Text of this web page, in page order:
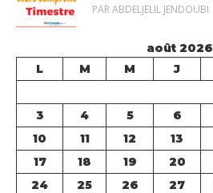
PAR ABDELJELIL JENDOUBI
août 2026
L
M M J
3
4 5 6
10
11 12 13
17
18 19 20
24
25 26 27